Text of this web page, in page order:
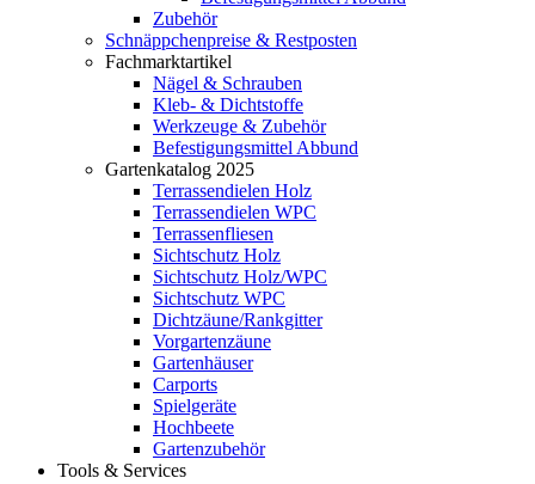
Zubehör
Schnäppchenpreise & Restposten
Fachmarktartikel
Nägel & Schrauben
Kleb- & Dichtstoffe
Werkzeuge & Zubehör
Befestigungsmittel Abbund
Gartenkatalog 2025
Terrassendielen Holz
Terrassendielen WPC
Terrassenfliesen
Sichtschutz Holz
Sichtschutz Holz/WPC
Sichtschutz WPC
Dichtzäune/Rankgitter
Vorgartenzäune
Gartenhäuser
Carports
Spielgeräte
Hochbeete
Gartenzubehör
Tools & Services